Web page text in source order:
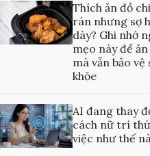
Thích ăn đồ
rán nhưng sợ
dày? Ghi nhớ
mẹo này để
mà vẫn bảo vệ
khỏe
AI đang thay
cách nữ trí
việc như thế